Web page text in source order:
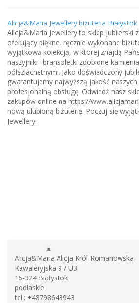
Alicja&Maria Jewellery biżuteria Białystok
Alicja&Maria Jewellery to sklep jubilerski
oferujący piękne, ręcznie wykonane
wyjątkową kolekcją, w której znajdą
naszyjniki i bransoletki zdobione
półszlachetnymi. Jako doświadczony
gwarantujemy najwyższą jakość
profesjonalną obsługę. Odwiedź nasz
zakupów online na https://
nową ulubioną biżuterię. Poczuj się
Jewellery!
Alicja&Maria Alicja Król-Romanowska
Kawaleryjska 9 / U3
15-324 Białystok
podlaskie
tel.: +48798643943